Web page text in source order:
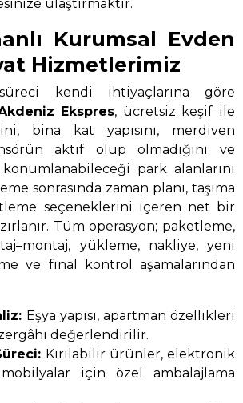
ulaştırmaktır.
Kurumsal Evden
Hizmetlerimiz
kendi ihtiyaçlarına göre
Ekspres, ücretsiz keşif ile
bina kat yapısını, merdiven
aktif olup olmadığını ve
konumlanabileceği park alanlarını
sonrasında zaman planı, taşıma
seçeneklerini içeren net bir
Tüm operasyon; paketleme,
yükleme, nakliye, yeni
ve final kontrol aşamalarından
Eşya yapısı, apartman özellikleri
değerlendirilir.
Kırılabilir ürünler, elektronik
için özel ambalajlama